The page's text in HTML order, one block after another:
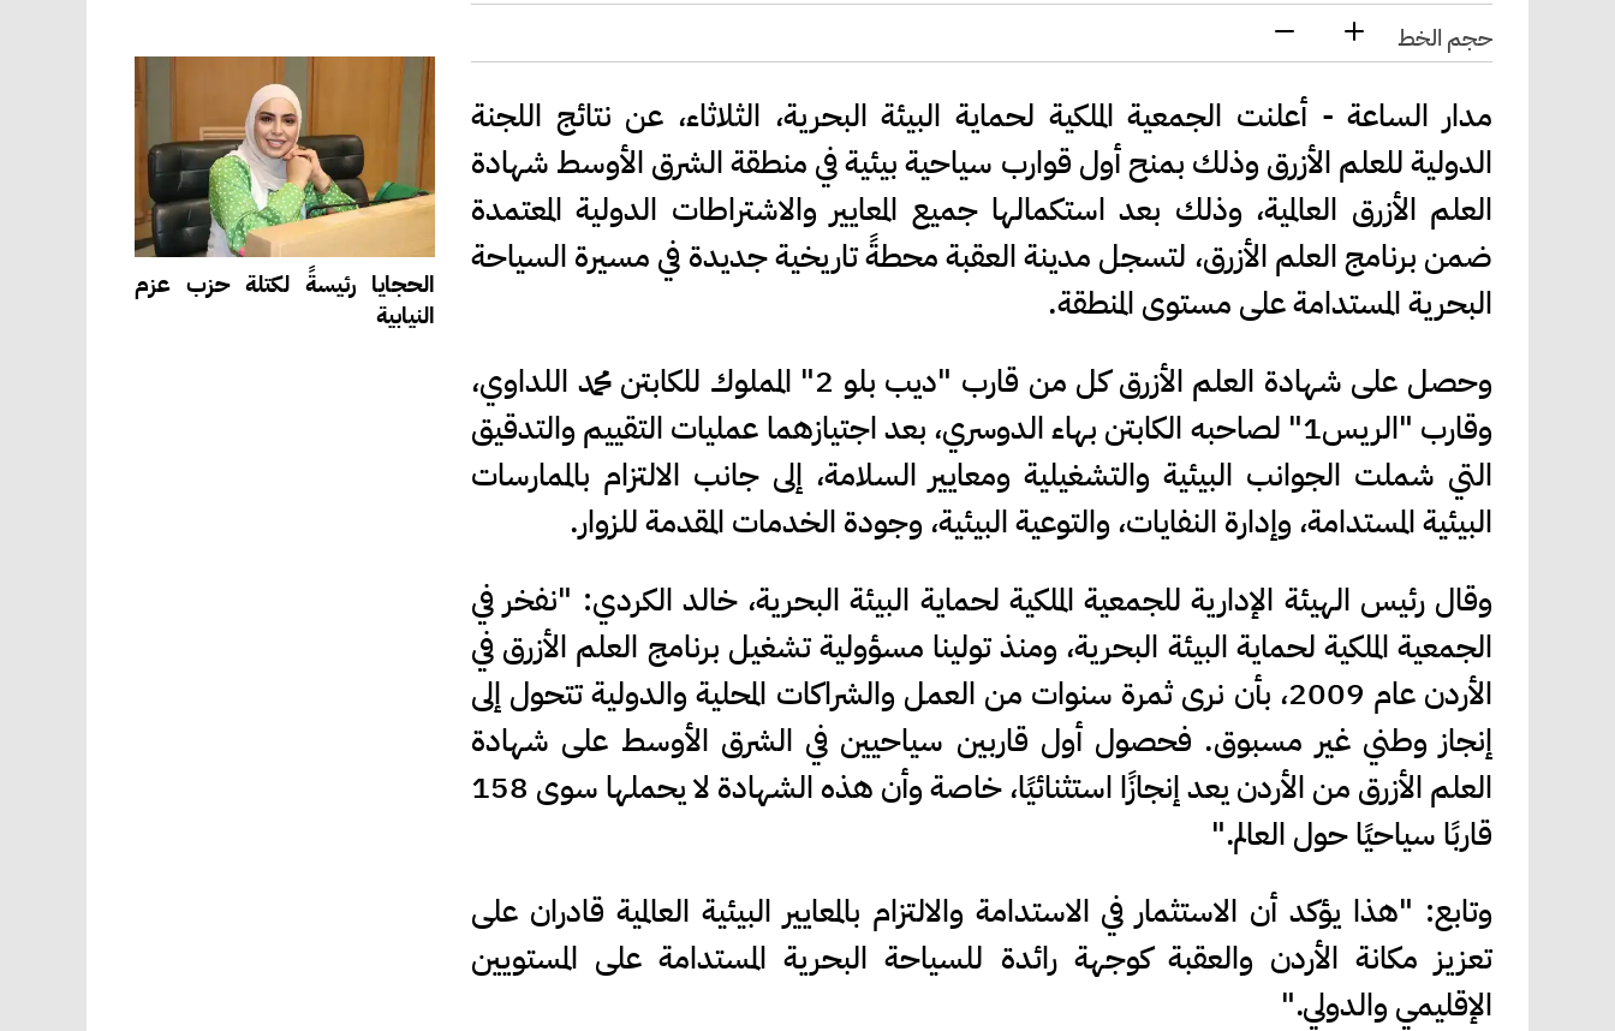
حجم الخط
مدار الساعة - أعلنت الجمعية الملكية لحماية البيئة البحرية، الثلاثاء، عن نتائج اللجنة
الدولية للعلم الأزرق وذلك بمنح أول قوارب سياحية بيئية في منطقة الشرق الأوسط شهادة
العلم الأزرق العالمية، وذلك بعد استكمالها جميع المعايير والاشتراطات الدولية المعتمدة
ضمن برنامج العلم الأزرق، لتسجل مدينة العقبة محطةً تاريخية جديدة في مسيرة السياحة
البحرية المستدامة على مستوى المنطقة.
وحصل على شهادة العلم الأزرق كل من قارب "ديب بلو 2" المملوك للكابتن محمد اللداوي،
وقارب "الريس1" لصاحبه الكابتن بهاء الدوسري، بعد اجتيازهما عمليات التقييم والتدقيق
التي شملت الجوانب البيئية والتشغيلية ومعايير السلامة، إلى جانب الالتزام بالممارسات
البيئية المستدامة، وإدارة النفايات، والتوعية البيئية، وجودة الخدمات المقدمة للزوار.
وقال رئيس الهيئة الإدارية للجمعية الملكية لحماية البيئة البحرية، خالد الكردي: "نفخر في
الجمعية الملكية لحماية البيئة البحرية، ومنذ تولينا مسؤولية تشغيل برنامج العلم الأزرق في
الأردن عام 2009، بأن نرى ثمرة سنوات من العمل والشراكات المحلية والدولية تتحول إلى
إنجاز وطني غير مسبوق. فحصول أول قاربين سياحيين في الشرق الأوسط على شهادة
العلم الأزرق من الأردن يعد إنجازًا استثنائيًا، خاصة وأن هذه الشهادة لا يحملها سوى 158
قاربًا سياحيًا حول العالم."
وتابع: "هذا يؤكد أن الاستثمار في الاستدامة والالتزام بالمعايير البيئية العالمية قادران على
تعزيز مكانة الأردن والعقبة كوجهة رائدة للسياحة البحرية المستدامة على المستويين
الإقليمي والدولي."
الحجايا رئيسةً لكتلة حزب عزم
النيابية